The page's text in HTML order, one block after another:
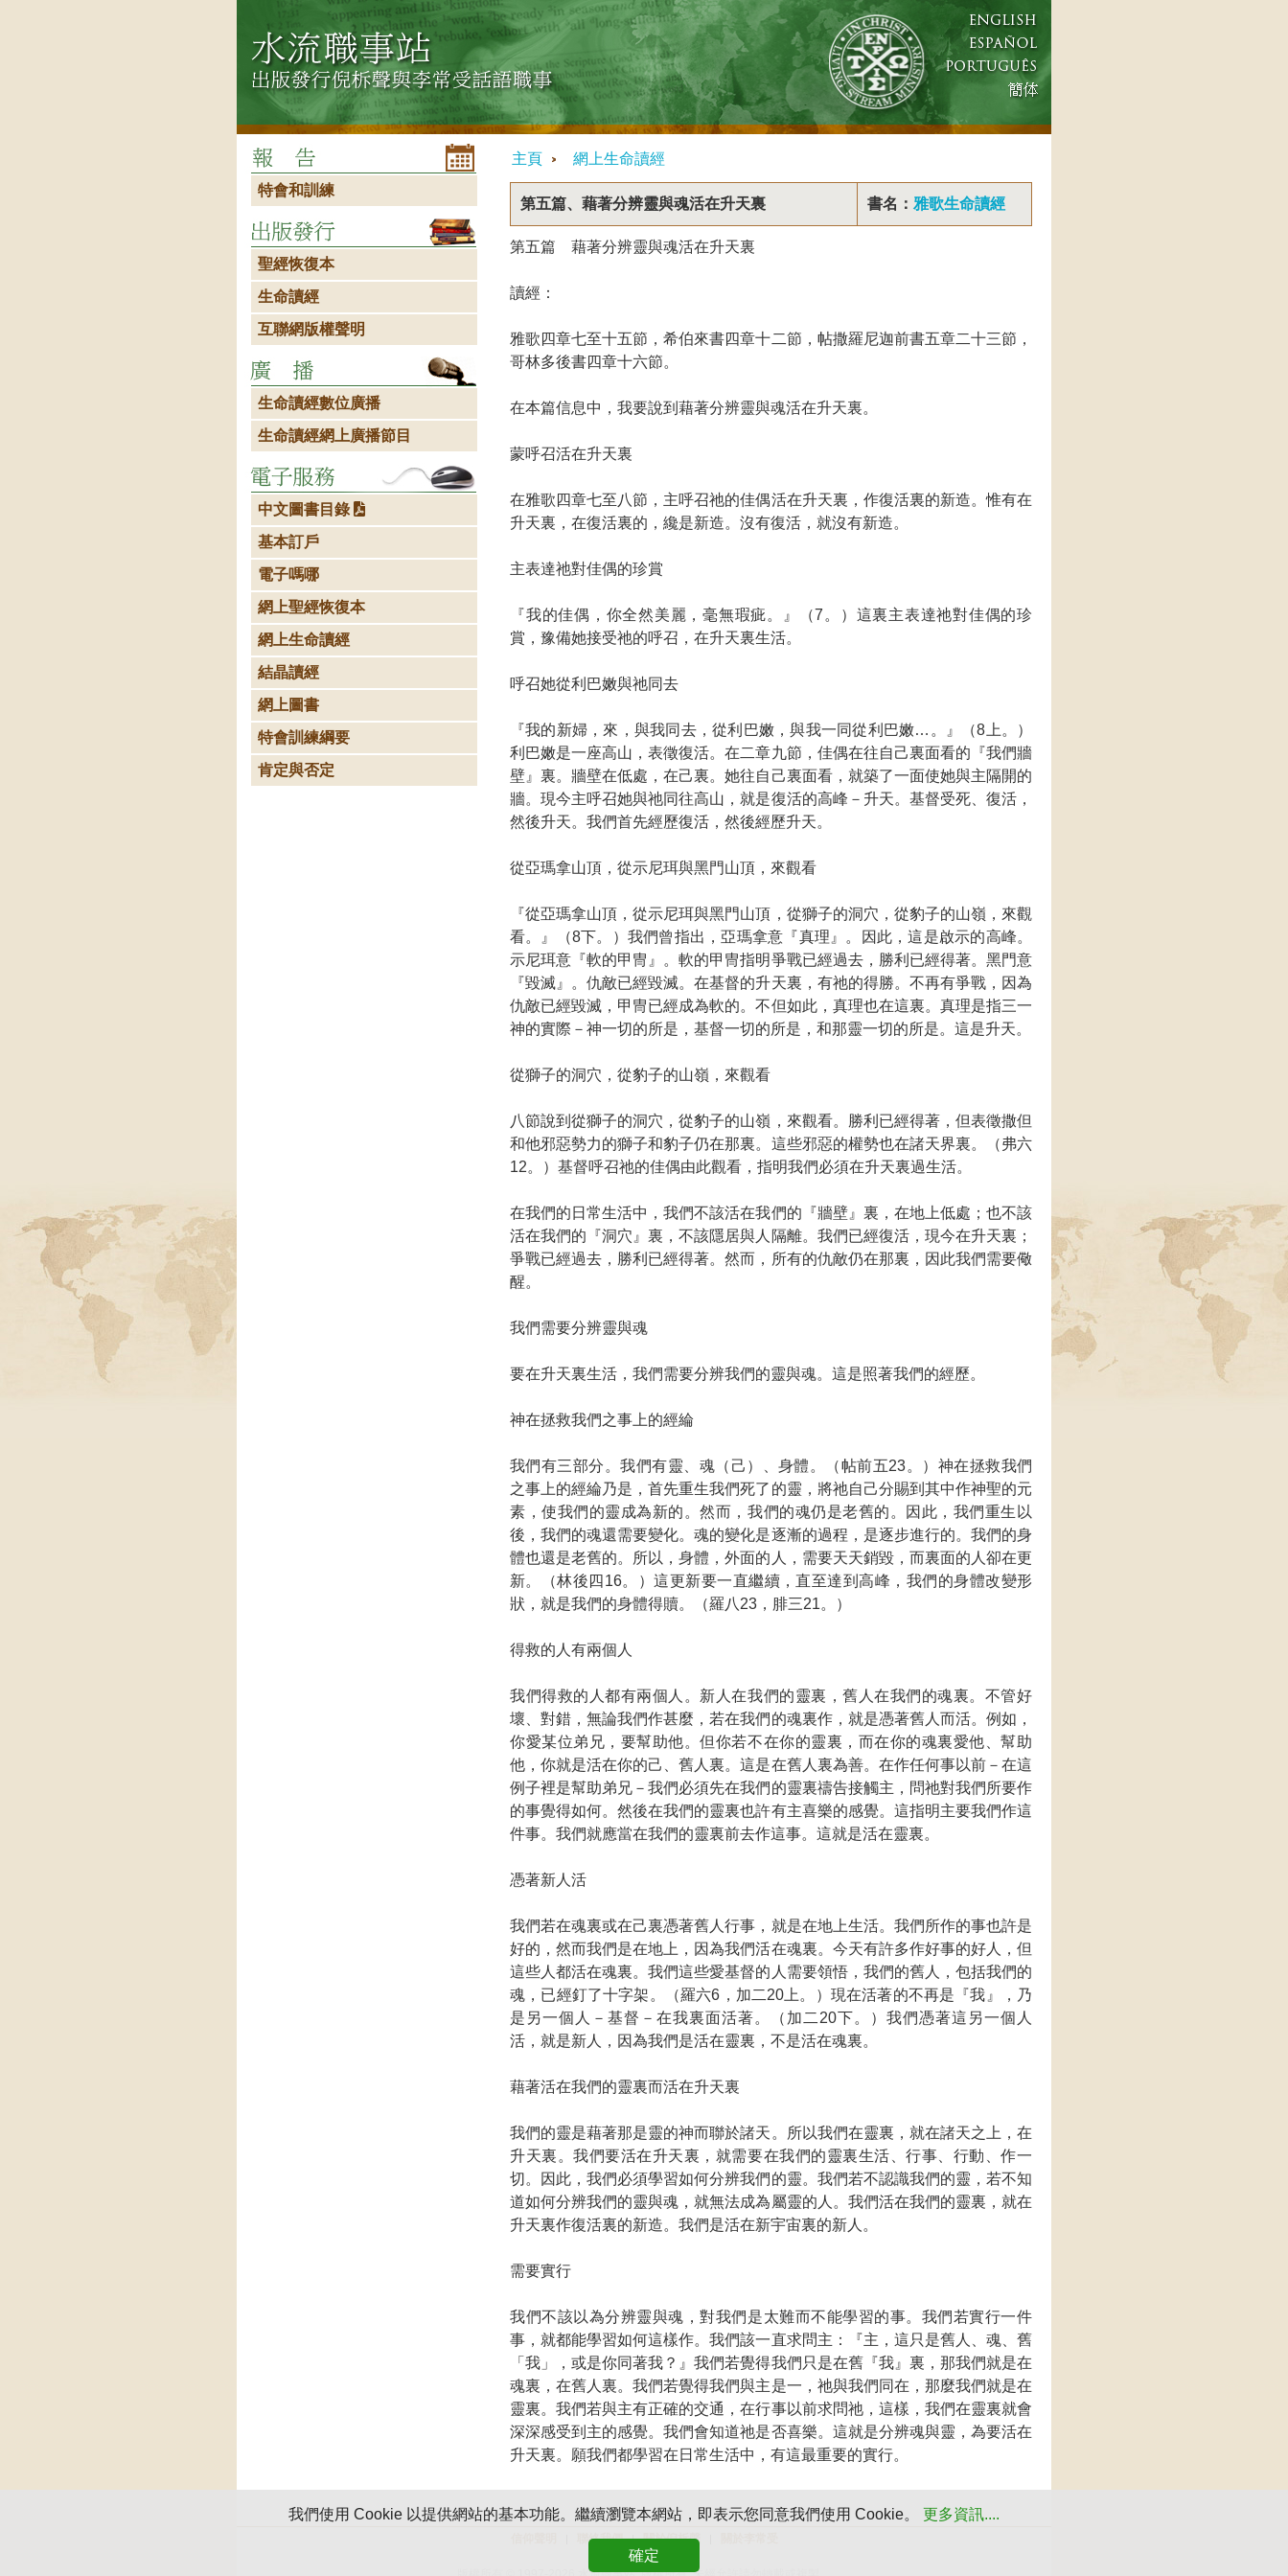
主頁 網上生命讀經
第五篇、藉著分辨靈與魂活在升天裏 書名： 雅歌生命讀經
第五篇 藉著分辨靈與魂活在升天裏
讀經：
雅歌四章七至十五節，希伯來書四章十二節，帖撒羅尼迦前書五章二十三節，
哥林多後書四章十六節。
在本篇信息中，我要說到藉著分辨靈與魂活在升天裏。
蒙呼召活在升天裏
在雅歌四章七至八節，主呼召祂的佳偶活在升天裏，作復活裏的新造。惟有在
升天裏，在復活裏的，纔是新造。沒有復活，就沒有新造。
主表達祂對佳偶的珍賞
『我的佳偶，你全然美麗，毫無瑕疵。』（7。）這裏主表達祂對佳偶的珍
賞，豫備她接受祂的呼召，在升天裏生活。
呼召她從利巴嫩與祂同去
『我的新婦，來，與我同去，從利巴嫩，與我一同從利巴嫩…。』（8上。）
利巴嫩是一座高山，表徵復活。在二章九節，佳偶在往自己裏面看的『我們牆
壁』裏。牆壁在低處，在己裏。她往自己裏面看，就築了一面使她與主隔開的
牆。現今主呼召她與祂同往高山，就是復活的高峰－升天。基督受死、復活，
然後升天。我們首先經歷復活，然後經歷升天。
從亞瑪拿山頂，從示尼珥與黑門山頂，來觀看
『從亞瑪拿山頂，從示尼珥與黑門山頂，從獅子的洞穴，從豹子的山嶺，來觀
看。』（8下。）我們曾指出，亞瑪拿意『真理』。因此，這是啟示的高峰。
示尼珥意『軟的甲冑』。軟的甲冑指明爭戰已經過去，勝利已經得著。黑門意
『毀滅』。仇敵已經毀滅。在基督的升天裏，有祂的得勝。不再有爭戰，因為
仇敵已經毀滅，甲冑已經成為軟的。不但如此，真理也在這裏。真理是指三一
神的實際－神一切的所是，基督一切的所是，和那靈一切的所是。這是升天。
從獅子的洞穴，從豹子的山嶺，來觀看
八節說到從獅子的洞穴，從豹子的山嶺，來觀看。勝利已經得著，但表徵撒但
和他邪惡勢力的獅子和豹子仍在那裏。這些邪惡的權勢也在諸天界裏。（弗六
12。）基督呼召祂的佳偶由此觀看，指明我們必須在升天裏過生活。
在我們的日常生活中，我們不該活在我們的『牆壁』裏，在地上低處；也不該
活在我們的『洞穴』裏，不該隱居與人隔離。我們已經復活，現今在升天裏；
爭戰已經過去，勝利已經得著。然而，所有的仇敵仍在那裏，因此我們需要儆
醒。
我們需要分辨靈與魂
要在升天裏生活，我們需要分辨我們的靈與魂。這是照著我們的經歷。
神在拯救我們之事上的經綸
我們有三部分。我們有靈、魂（己）、身體。（帖前五23。）神在拯救我們
之事上的經綸乃是，首先重生我們死了的靈，將祂自己分賜到其中作神聖的元
素，使我們的靈成為新的。然而，我們的魂仍是老舊的。因此，我們重生以
後，我們的魂還需要變化。魂的變化是逐漸的過程，是逐步進行的。我們的身
體也還是老舊的。所以，身體，外面的人，需要天天銷毀，而裏面的人卻在更
新。（林後四16。）這更新要一直繼續，直至達到高峰，我們的身體改變形
狀，就是我們的身體得贖。（羅八23，腓三21。）
得救的人有兩個人
我們得救的人都有兩個人。新人在我們的靈裏，舊人在我們的魂裏。不管好
壞、對錯，無論我們作甚麼，若在我們的魂裏作，就是憑著舊人而活。例如，
你愛某位弟兄，要幫助他。但你若不在你的靈裏，而在你的魂裏愛他、幫助
他，你就是活在你的己、舊人裏。這是在舊人裏為善。在作任何事以前－在這
例子裡是幫助弟兄－我們必須先在我們的靈裏禱告接觸主，問祂對我們所要作
的事覺得如何。然後在我們的靈裏也許有主喜樂的感覺。這指明主要我們作這
件事。我們就應當在我們的靈裏前去作這事。這就是活在靈裏。
憑著新人活
我們若在魂裏或在己裏憑著舊人行事，就是在地上生活。我們所作的事也許是
好的，然而我們是在地上，因為我們活在魂裏。今天有許多作好事的好人，但
這些人都活在魂裏。我們這些愛基督的人需要領悟，我們的舊人，包括我們的
魂，已經釘了十字架。（羅六6，加二20上。）現在活著的不再是『我』，乃
是另一個人－基督－在我裏面活著。（加二20下。）我們憑著這另一個人
活，就是新人，因為我們是活在靈裏，不是活在魂裏。
藉著活在我們的靈裏而活在升天裏
我們的靈是藉著那是靈的神而聯於諸天。所以我們在靈裏，就在諸天之上，在
升天裏。我們要活在升天裏，就需要在我們的靈裏生活、行事、行動、作一
切。因此，我們必須學習如何分辨我們的靈。我們若不認識我們的靈，若不知
道如何分辨我們的靈與魂，就無法成為屬靈的人。我們活在我們的靈裏，就在
升天裏作復活裏的新造。我們是活在新宇宙裏的新人。
需要實行
我們不該以為分辨靈與魂，對我們是太難而不能學習的事。我們若實行一件
事，就都能學習如何這樣作。我們該一直求問主：『主，這只是舊人、魂、舊
「我」，或是你同著我？』我們若覺得我們只是在舊『我』裏，那我們就是在
魂裏，在舊人裏。我們若覺得我們與主是一，祂與我們同在，那麼我們就是在
靈裏。我們若與主有正確的交通，在行事以前求問祂，這樣，我們在靈裏就會
深深感受到主的感覺。我們會知道祂是否喜樂。這就是分辨魂與靈，為要活在
升天裏。願我們都學習在日常生活中，有這最重要的實行。
特會和訓練
聖經恢復本
生命讀經
互聯網版權聲明
生命讀經數位廣播
生命讀經網上廣播節目
中文圖書目錄
基本訂戶
電子嗎哪
網上聖經恢復本
網上生命讀經
結晶讀經
網上圖書
特會訓練綱要
肯定與否定
<
聯絡我們 | 關於倪柝聲
網上版權聲明
我們使用 Cookie 以提供網站的基本功能。繼續瀏覽本網站，即表示您同意我們使用 Cookie。 更多資訊....
確定